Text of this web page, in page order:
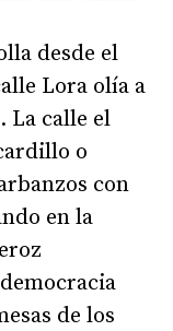
desde el
Lora olía a
La calle el
o
con
en la
de los